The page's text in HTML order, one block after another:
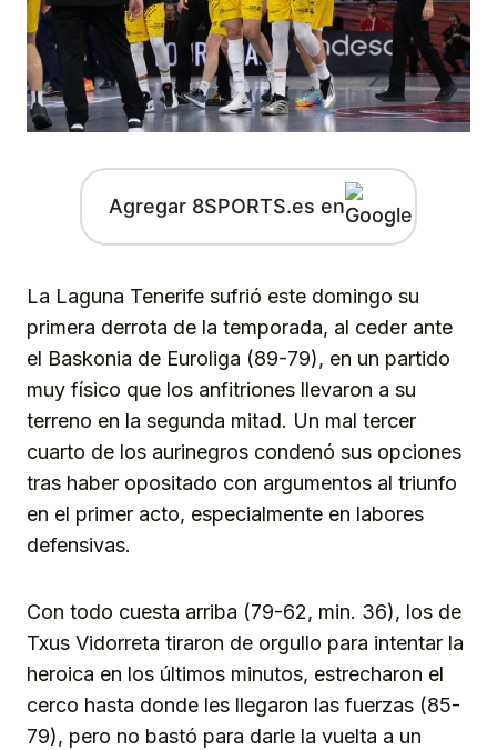
Agregar 8SPORTS.es en
La Laguna Tenerife sufrió este domingo su
primera derrota de la temporada, al ceder ante
el Baskonia de Euroliga (89-79), en un partido
muy físico que los anfitriones llevaron a su
terreno en la segunda mitad. Un mal tercer
cuarto de los aurinegros condenó sus opciones
tras haber opositado con argumentos al triunfo
en el primer acto, especialmente en labores
defensivas.
Con todo cuesta arriba (79-62, min. 36), los de
Txus Vidorreta tiraron de orgullo para intentar la
heroica en los últimos minutos, estrecharon el
cerco hasta donde les llegaron las fuerzas (85-
79), pero no bastó para darle la vuelta a un